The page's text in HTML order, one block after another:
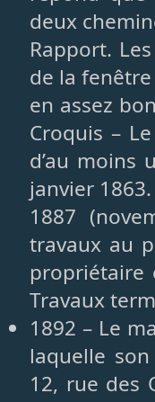
deux
Rapport.
de la
en assez
Croquis –
d’au moins
janvier
1887
travaux au
propriétaire
Travaux
1892 – Le
laquelle
12, rue des